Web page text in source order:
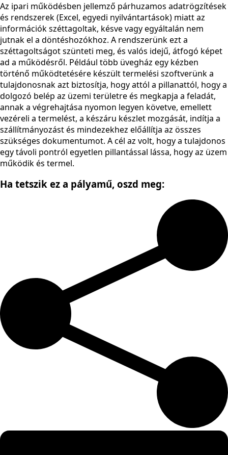
Az ipari működésben jellemző párhuzamos adatrögzítések
és rendszerek (Excel, egyedi nyilvántartások) miatt az
információk széttagoltak, késve vagy egyáltalán nem
jutnak el a döntéshozókhoz. A rendszerünk ezt a
széttagoltságot szünteti meg, és valós idejű, átfogó képet
ad a működésről. Például több üvegház egy kézben
történő működtetésére készült termelési szoftverünk a
tulajdonosnak azt biztosítja, hogy attól a pillanattól, hogy a
dolgozó belép az üzemi területre és megkapja a feladát,
annak a végrehajtása nyomon legyen követve, emellett
vezéreli a termelést, a készáru készlet mozgását, indítja a
szállítmányozást és mindezekhez előállítja az összes
szükséges dokumentumot. A cél az volt, hogy a tulajdonos
egy távoli pontról egyetlen pillantással lássa, hogy az üzem
működik és termel.
Ha tetszik ez a pályamű, oszd meg: